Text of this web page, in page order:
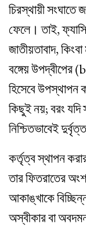
চিরস্থায়ী সংঘাতে
ফেলে। তাই,
জাতীয়তাবাদ,
বঙ্গেয় উপদ্বীপের
হিসেবে উপস্থাপন
কিছুই নয়; বরং যদি
নিশ্চিতভাবেই
কর্তৃত্ব স্থাপন
তার ফিতরাতের
আকাঙ্খাকে
অস্বীকার বা